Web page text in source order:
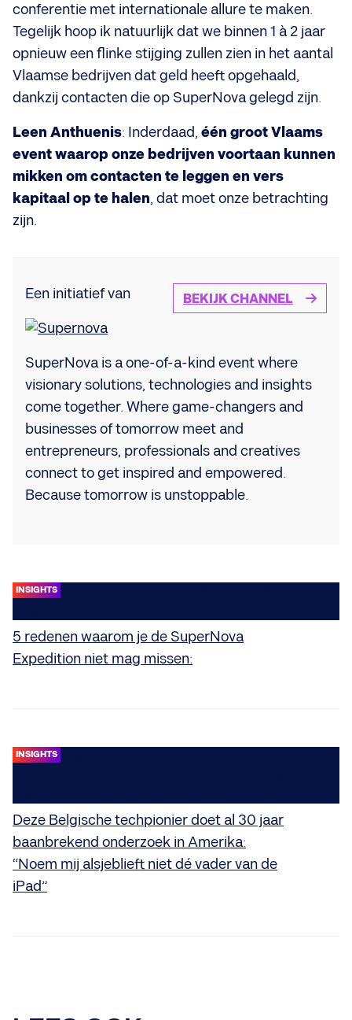
conferentie met internationale allure te maken.
Tegelijk hoop ik natuurlijk dat we binnen 1 à 2 jaar
opnieuw een flinke stijging zullen zien in het aantal
Vlaamse bedrijven dat geld heeft opgehaald,
dankzij contacten die op SuperNova gelegd zijn.
Leen Anthuenis: Inderdaad, één groot Vlaams
event waarop onze bedrijven voortaan kunnen
mikken om contacten te leggen en vers
kapitaal op te halen, dat moet onze betrachting
zijn.
BEKIJK CHANNEL
Een initiatief van
SuperNova is a one-of-a-kind event where
visionary solutions, technologies and insights
come together. Where game-changers and
businesses of tomorrow meet and
entrepreneurs, professionals and creatives
connect to get inspired and empowered.
Because tomorrow is unstoppable.
INSIGHTS
5 redenen waarom je de SuperNova
Expedition niet mag missen:
INSIGHTS
Deze Belgische techpionier doet al 30 jaar
baanbrekend onderzoek in Amerika:
“Noem mij alsjeblieft niet dé vader van de
iPad”